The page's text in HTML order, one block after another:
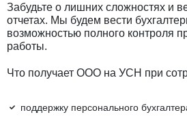
Забудьте о лишних сложностях и
отчетах. Мы будем вести
возможностью полного контроля
работы.
Что получает ООО на УСН при
поддержку персонального